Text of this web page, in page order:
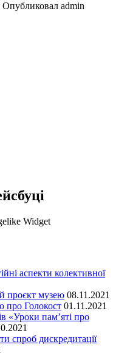
Опубликовал admin
аспекти колективної
проєкт музею 08.11.2021
про Голокост 01.11.2021
«Уроки пам’яті про
спроб дискредитації